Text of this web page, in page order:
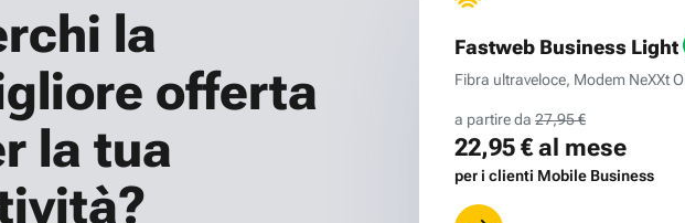
la
offerta
la tua
Fastweb Business Light
Fibra ultraveloce, Modem NeXXt
a partire da 27,95 €
22,95 €al mese
per i clienti Mobile Business